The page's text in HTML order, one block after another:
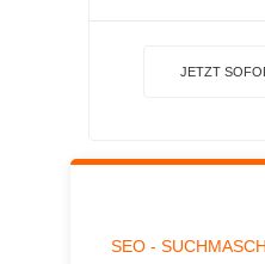
JETZT
SEO -